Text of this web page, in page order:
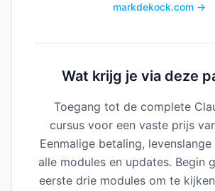
markdekock.com →
Wat krijg je via deze
Toegang tot de complete
cursus voor een vaste prijs
Eenmalige betaling,
alle modules en updates. Begin
eerste drie modules om te